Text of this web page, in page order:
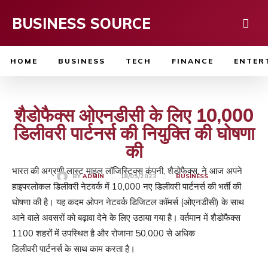
BUSINESS SOURCE
HOME BUSINESS TECH FINANCE
शैडोफैक्स ओएनडीसी के लिए 10,000
डिलीवरी पार्टनर्स की नियुक्ति की घोषणा
की
BY ADMIN 18/05/2023 BUSINESS
भारत की अग्रणी लास्ट माइल लॉजिस्टिक्स कंपनी, शैडोफैक्स, ने आज अपने
हाइपरलोकल डिलीवरी नेटवर्क में 10,000 नए डिलीवरी पार्टनर्स की भर्ती की
घोषणा की है। यह कदम ओपन नेटवर्क डिजिटल कॉमर्स (ओएनडीसी) के साथ
आने वाले अवसरों को बढ़ावा देने के लिए उठाया गया है। वर्तमान में शैडोफैक्स
1100 शहरों में उपस्थित है और रोजाना 50,000 से अधिक
डिलीवरी पार्टनर्स के साथ काम करता है।